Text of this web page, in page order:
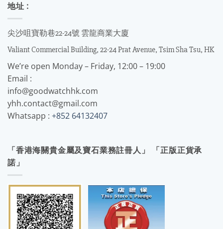
地址 :
尖沙咀寶勒巷22-24號 雲龍商業大廈
Valiant Commercial Building, 22-24 Prat Avenue, Tsim Sha Tsu, HK
We’re open Monday – Friday, 12:00 – 19:00
Email :
info@goodwatchhk.com
yhh.contact@gmail.com
Whatsapp : +852 64132407
「香港海關貴金屬及寶石業務註冊人」 「正版正貨承
諾」